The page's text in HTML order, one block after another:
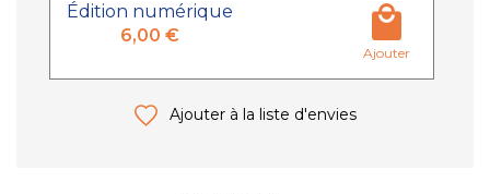
Édition numérique
6,00 €
Ajouter
Ajouter à la liste d'envies